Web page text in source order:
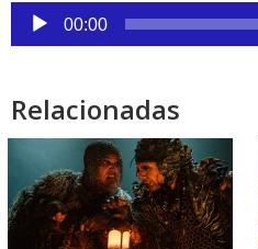
Reproductor
de
00:00
Relacionadas